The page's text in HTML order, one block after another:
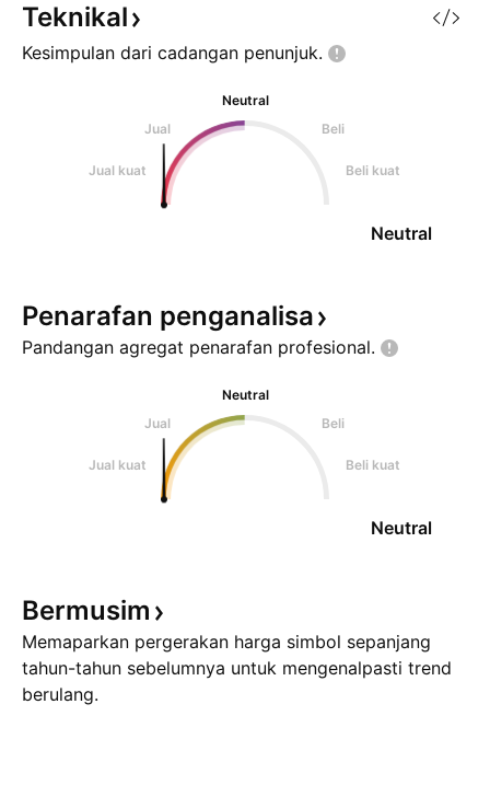
Teknikal
Kesimpulan dari cadangan penunjuk.
Neutral
Jual
Beli
Jual kuat Beli kuat
Neutral
Penarafan penganalisa
Pandangan agregat penarafan profesional.
Neutral
Jual
Beli
Jual kuat Beli kuat
Neutral
Bermusim
Memaparkan pergerakan harga simbol sepanjang
tahun-tahun sebelumnya untuk mengenalpasti trend
berulang.